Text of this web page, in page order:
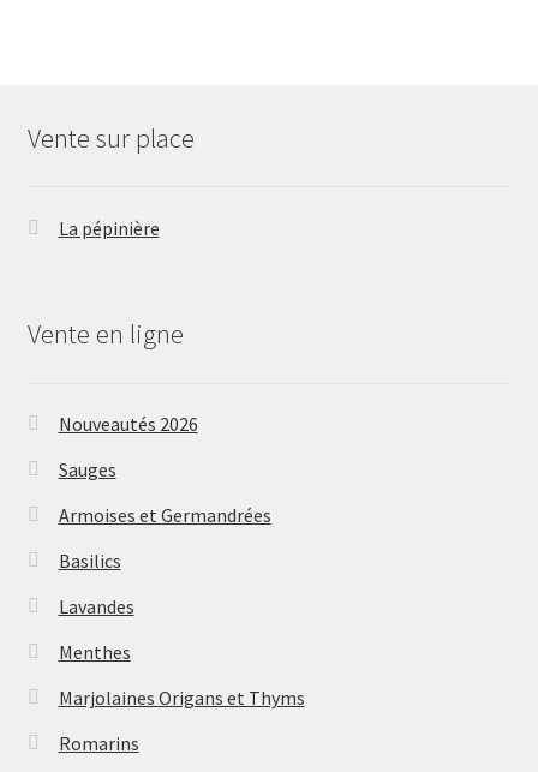
Vente sur place
La pépinière
Vente en ligne
Nouveautés 2026
Sauges
Armoises et Germandrées
Basilics
Lavandes
Menthes
Marjolaines Origans et Thyms
Romarins